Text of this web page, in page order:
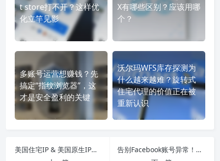
t store打不开？这样优
化立竿见影
X有哪些区别？应该用哪
个？
多账号运营想赚钱？先
搞定“指纹浏览器”，这
才是安全盈利的关键
沃尔玛WFS库存探测为
什么越来越难？旋转式
住宅代理的价值正在被
重新认识
美国住宅IP & 美国原生IP的区别与用途
告别Facebook账号异常！新手也能搞定Facebook运营